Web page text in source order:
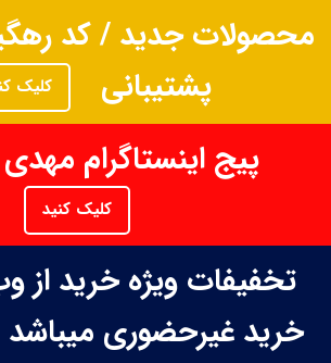
محصولات جدید / کد
پشتیبانی
کلیک
پیج اینستاگرام
کلیک کنید
تخفیفات ویژه خرید
خرید غیرحضوری میباشد